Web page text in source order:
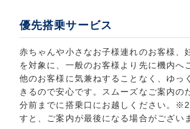
優先搭乗サービス
赤ちゃんや小さなお子様連れのお客様、
を対象に、一般のお客様より先に機内へ
他のお客様に気兼ねすることなく、ゆっ
きるので安心です。スムーズなご案内の
分前までに搭乗口にお越しください。
すと、ご案内が最後になる場合がござい